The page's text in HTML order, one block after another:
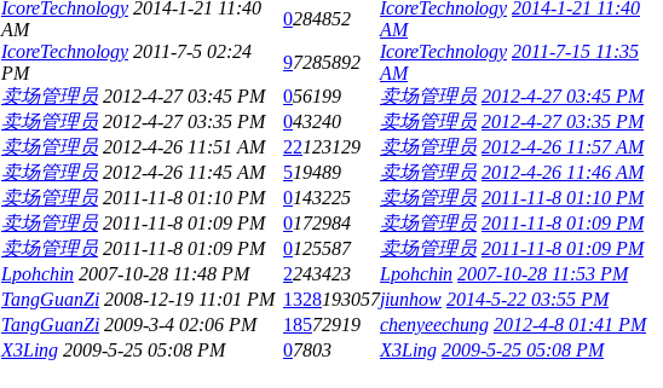
IcoreTechnology 2014-1-21 11:40
AM
0284852
IcoreTechnology 2014-1-21 11:40
AM
IcoreTechnology 2011-7-5 02:24
PM
97285892
IcoreTechnology 2011-7-15 11:35
AM
卖场管理员 2012-4-27 03:45 PM 056199 卖场管理员 2012-4-27 03:45 PM
卖场管理员 2012-4-27 03:35 PM 043240 卖场管理员 2012-4-27 03:35 PM
卖场管理员 2012-4-26 11:51 AM 22123129 卖场管理员 2012-4-26 11:57 AM
卖场管理员 2012-4-26 11:45 AM 519489 卖场管理员 2012-4-26 11:46 AM
卖场管理员 2011-11-8 01:10 PM 0143225 卖场管理员 2011-11-8 01:10 PM
卖场管理员 2011-11-8 01:09 PM 0172984 卖场管理员 2011-11-8 01:09 PM
卖场管理员 2011-11-8 01:09 PM 0125587 卖场管理员 2011-11-8 01:09 PM
Lpohchin 2007-10-28 11:48 PM 2243423 Lpohchin 2007-10-28 11:53 PM
TangGuanZi 2008-12-19 11:01 PM 1328193057jiunhow 2014-5-22 03:55 PM
TangGuanZi 2009-3-4 02:06 PM 18572919 chenyeechung 2012-4-8 01:41 PM
X3Ling 2009-5-25 05:08 PM 07803 X3Ling 2009-5-25 05:08 PM